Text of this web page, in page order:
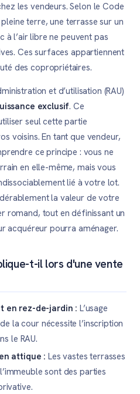
les vendeurs. Selon le Code
terre, une terrasse sur un
l’air libre ne peuvent pas
Ces surfaces appartiennent
des copropriétaires.
et d’utilisation (RAU)
exclusif. Ce
seul cette partie
voisins. En tant que vendeur,
ce principe : vous ne
en elle-même, mais vous
lié à votre lot.
la valeur de votre
romand, tout en définissant un
acquéreur pourra aménager.
t-il lors d'une vente
en rez-de-jardin : L’usage
la cour nécessite l’inscription
le RAU.
attique : Les vastes terrasses
sont des parties